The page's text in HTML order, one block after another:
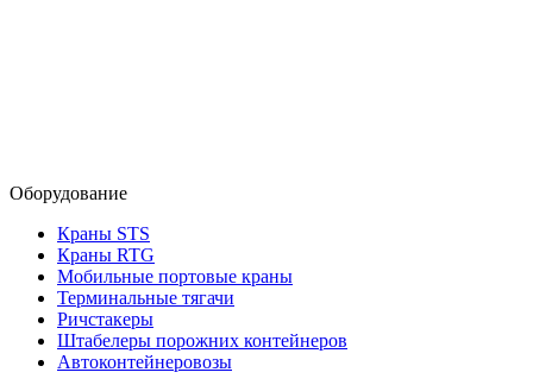
Оборудование
Краны STS
Краны RTG
Мобильные портовые краны
Терминальные тягачи
Ричстакеры
Штабелеры порожних контейнеров
Автоконтейнеровозы